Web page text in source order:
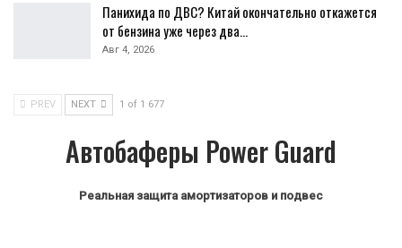
Панихида по ДВС? Китай окончательно откажется
от бензина уже через два…
Авг 4, 2026
PREV NEXT 1 of 1 677
Автобаферы Power Guard
Реальная защита амортизаторов и подвес